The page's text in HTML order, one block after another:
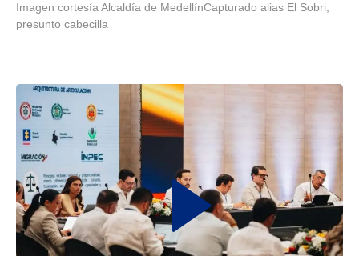
Imagen cortesía Alcaldía de MedellínCapturado alias El Sobri,
presunto cabecilla